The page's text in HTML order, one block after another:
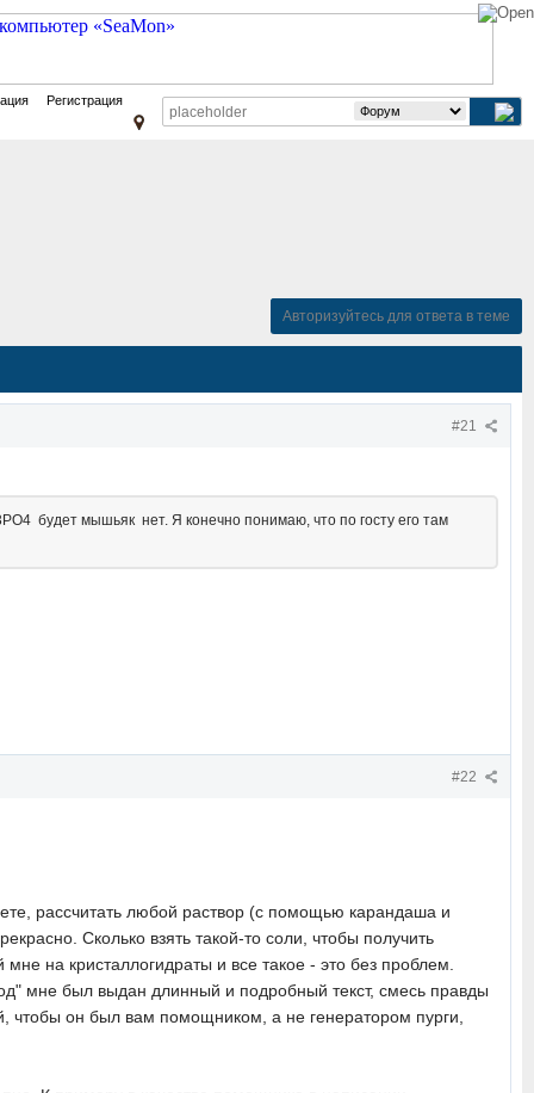
Регистрация
Авторизуйтесь для ответа в теме
#21
будет мышьяк нет. Я конечно понимаю, что по госту его там
#22
рассчитать любой раствор (с помощью карандаша и
Сколько взять такой-то соли, чтобы получить
на кристаллогидраты и все такое - это без проблем.
мне был выдан длинный и подробный текст, смесь правды
чтобы он был вам помощником, а не генератором пурги,